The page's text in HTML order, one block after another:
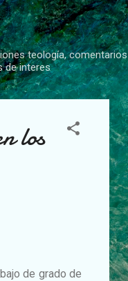
teología, comentarios
de interes
los
de grado de